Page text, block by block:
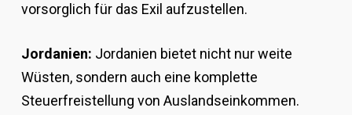
vorsorglich für das Exil aufzustellen.
Jordanien: Jordanien bietet nicht nur weite
Wüsten, sondern auch eine komplette
Steuerfreistellung von Auslandseinkommen.